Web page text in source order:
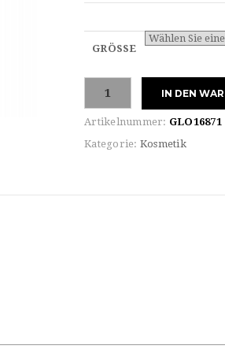
GRÖSSE
PERFECTION
SERUM
IN DEN
Artikelnummer: GLO16871
Kategorie: Kosmetik